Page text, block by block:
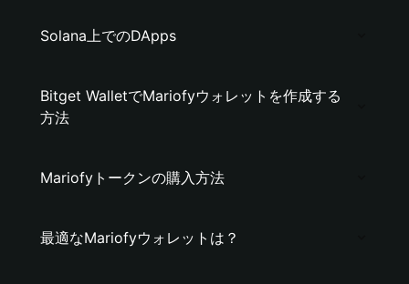
Solana上でのDApps
Bitget WalletでMariofyウォレットを作成する
方法
Mariofyトークンの購入方法
最適なMariofyウォレットは？